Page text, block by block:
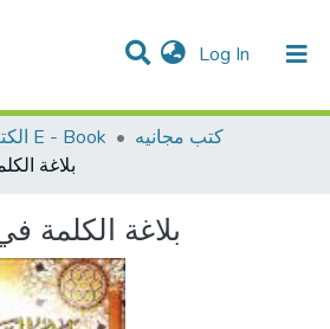
Log In (current)
& Collections
All of DSpace
الكتب الالكترونيه E - Book
كتب مجانيه
بلاغة
بلاغة الكلمة